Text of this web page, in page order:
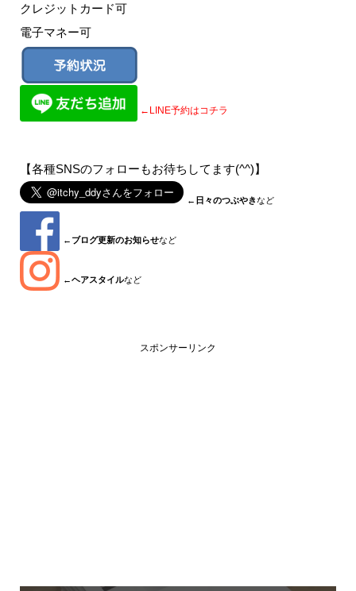
クレジットカード可
電子マネー可
←LINE予約はコチラ
【各種SNSのフォローもお待ちしてます(^^)】
← 日々のつぶやきなど
← ブログ更新のお知らせなど
←ヘアスタイルなど
スポンサーリンク